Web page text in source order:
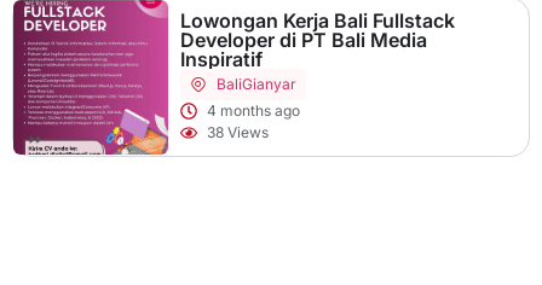
Lowongan Kerja Bali Fullstack
Developer di PT Bali Media
Inspiratif
BaliGianyar
4 months ago
38 Views